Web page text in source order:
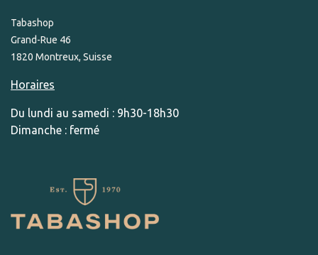
Tabashop
Grand-Rue 46
1820 Montreux, Suisse
Horaires
Du lundi au samedi : 9h30-18h30
Dimanche : fermé